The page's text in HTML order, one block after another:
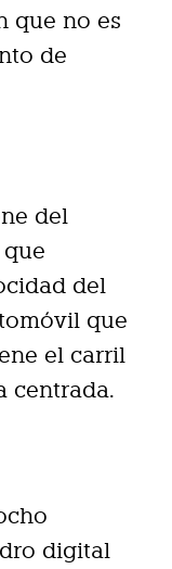
que no es
de
del
del
que
el carril
centrada.
digital